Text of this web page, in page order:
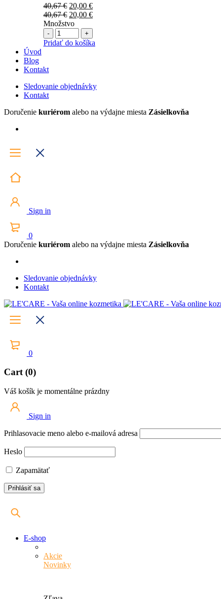
40,67€ Pôvodná
cena
bola:
40,67 €.
20,00 €Aktuálna
cena
20,00 €.
40,67€ Pôvodná
cena
bola:
40,67 €.
20,00 €Aktuálna
je:
20,00 €.
Množstvo
Počet
Pridať do košíka
Úvod
Blog
Kontakt
Sledovanie objednávky
Kontakt
Doručenie kuriérom alebo na výdajne miesta Zásielkovňa
Sign in
0
Doručenie kuriérom alebo na výdajne miesta Zásielkovňa
Sledovanie objednávky
Kontakt
0
Cart (0)
Váš košík je momentálne prázdny
Sign in
Prihlasovacie meno alebo e-mailová adresa
Heslo
Zapamätať
E-shop
Akcie
Novinky